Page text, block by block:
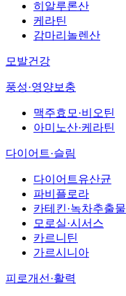
히알루론산
케라틴
감마리놀렌산
모발건강
풍성·영양보충
맥주효모·비오틴
아미노산·케라틴
다이어트·슬림
다이어트유산균
파비플로라
카테킨·녹차추출물
모로실·시서스
카르니틴
가르시니아
피로개선·활력